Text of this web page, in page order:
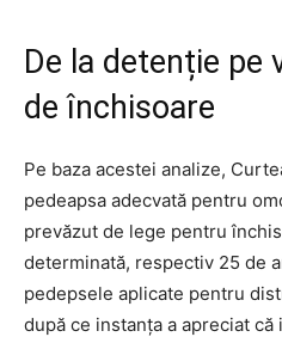
De la detenție pe
de închisoare
Pe baza acestei analize,
pedeapsa adecvată pentru
prevăzut de lege pentru
determinată, respectiv 25 de
pedepsele aplicate pentru
după ce instanța a apreciat